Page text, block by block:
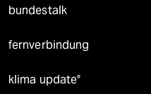
bundestalk
fernverbindung
klima update°